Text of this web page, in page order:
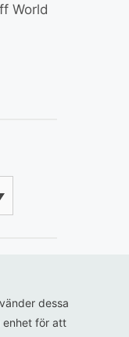
World
dessa
enhet för att